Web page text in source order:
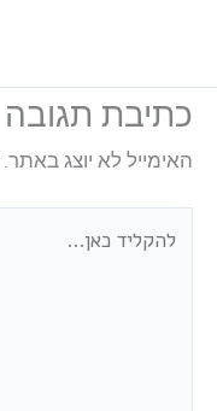
כתיבת תגובה
האימייל לא יוצג באתר.